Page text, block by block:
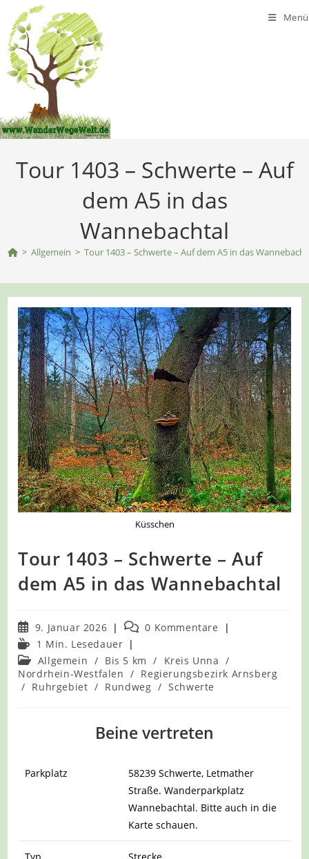
Inhalt
springen
Menü
Tour 1403 – Schwerte – Auf
dem A5 in das
Wannebachtal
> Allgemein > Tour 1403 – Schwerte – Auf dem A5 in das
Küsschen
Tour 1403 – Schwerte – Auf
dem A5 in das Wannebachtal
Beitrag
veröffentlicht:
9. Januar 2026
Beitrags-
Kommentare:
0 Kommentare
Lesedauer:
1 Min. Lesedauer
Beitrags-
Kategorie:
Allgemein / Bis 5 km / Kreis Unna /
Nordrhein-Westfalen / Regierungsbezirk Arnsberg
/ Ruhrgebiet / Rundweg / Schwerte
Beine vertreten
Parkplatz
58239 Schwerte, Letmather
Straße. Wanderparkplatz
Wannebachtal. Bitte auch in die
Karte schauen.